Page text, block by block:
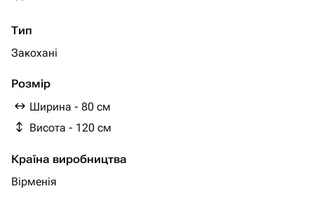
Тип
Закохані
Розмір
Ширина - 80 см
Висота - 120 см
Країна виробництва
Вірменія